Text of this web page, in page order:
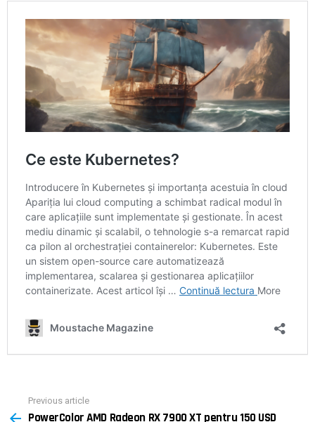
more
Previous article
PowerColor AMD Radeon RX 7900 XT pentru 150 USD